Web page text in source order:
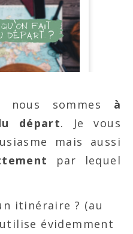
nous sommes à
départ. Je vous
mais aussi
par lequel
itinéraire ? (au
évidemment